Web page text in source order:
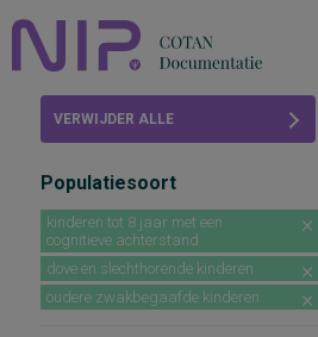
Abonneren
FAQ
VERWIJDER ALLE
Populatiesoort
kinderen tot 8 jaar met een
cognitieve achterstand
dove en slechthorende kinderen
oudere zwakbegaafde kinderen